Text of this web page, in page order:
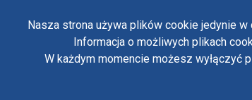
Nasza strona używa plików cookie jedynie
Informacja o możliwych plikach
W każdym momencie możesz wyłączyć
© Biuro Prasowe Jasnej Góry 2026/ designed by: